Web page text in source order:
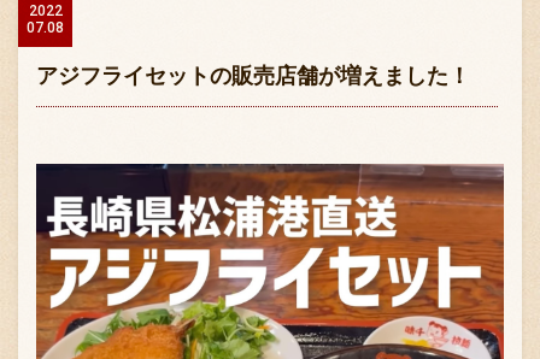
2022
07.08
アジフライセットの販売店舗が増えました！